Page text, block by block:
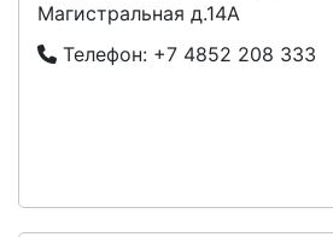
Магистральная д.14А
Телефон: +7 4852 208 333